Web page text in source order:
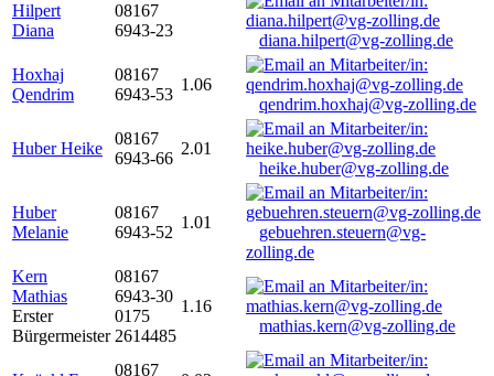
Hilpert
Diana
08167
6943-23
diana.hilpert@vg-zolling.de
Hoxhaj
Qendrim
08167
6943-53
1.06
qendrim.hoxhaj@vg-zolling.de
Huber Heike
08167
6943-66
2.01
heike.huber@vg-zolling.de
Huber
Melanie
08167
6943-52
1.01
gebuehren.steuern@vg-
zolling.de
Kern
Mathias
Erster
Bürgermeister
08167
6943-30
0175
2614485
1.16
mathias.kern@vg-zolling.de
08167